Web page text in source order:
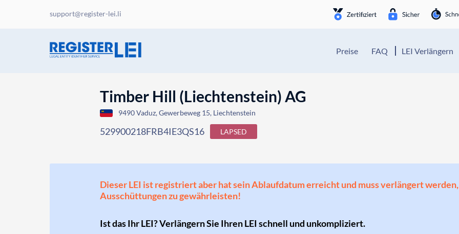
support@register-lei.li
Preise FAQ LEI Verlängern
Timber Hill (Liechtenstein) AG
9490 Vaduz, Gewerbeweg 15, Liechtenstein
529900218FRB4IE3QS16 LAPSED
Dieser LEI ist registriert aber hat sein Ablaufdatum erreicht und muss verlängert
Ausschüttungen zu gewährleisten!
Ist das Ihr LEI? Verlängern Sie Ihren LEI schnell und unkompliziert.